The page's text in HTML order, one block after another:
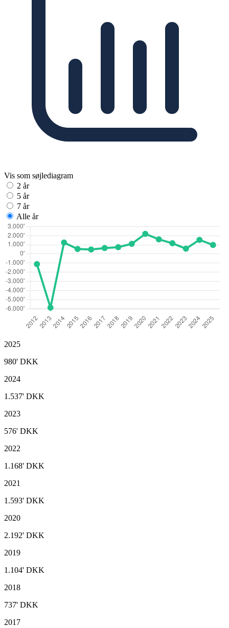
Vis som søjlediagram
2 år
5 år
7 år
Alle år
2025
980' DKK
2024
1.537' DKK
2023
576' DKK
2022
1.168' DKK
2021
1.593' DKK
2020
2.192' DKK
2019
1.104' DKK
2018
737' DKK
2017